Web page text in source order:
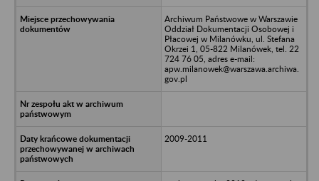
Archiwum Państwowe w Warszawie
Oddział Dokumentacji Osobowej i
Płacowej w Milanówku, ul. Stefana
Okrzei 1, 05-822 Milanówek, tel. 22
724 76 05, adres e-mail:
apw.milanowek@warszawa.archiwa.
gov.pl
2009-2011